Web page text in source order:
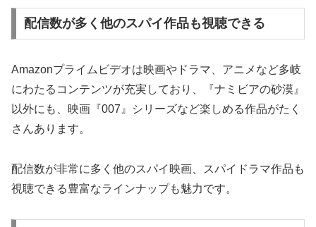
配信数が多く他のスパイ作品も視聴できる
Amazonプライムビデオは映画やドラマ、アニメなど多岐
にわたるコンテンツが充実しており、『ナミビアの砂漠』
以外にも、映画『007』シリーズなど楽しめる作品がたく
さんあります。
配信数が非常に多く他のスパイ映画、スパイドラマ作品も
視聴できる豊富なラインナップも魅力です。